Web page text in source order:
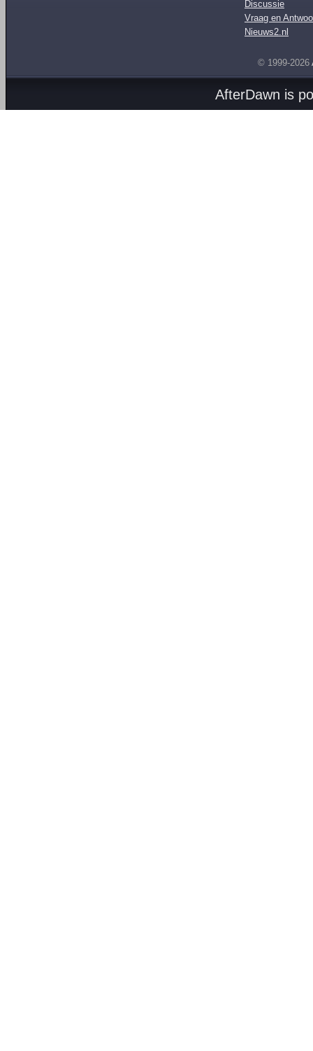
Discussie
Vraag en
Nieuws2.nl
© 1999-2026
AfterDawn is